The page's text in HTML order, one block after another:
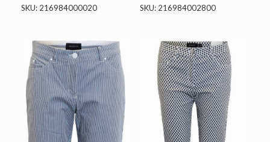
SKU: 216984000020 SKU: 216984002800